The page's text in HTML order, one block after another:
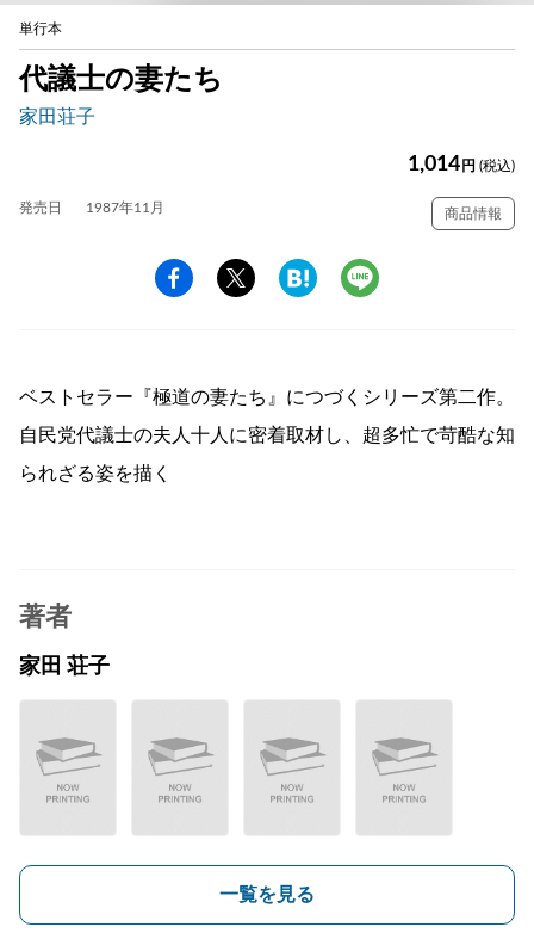
単行本
代議士の妻たち
家田荘子
1,014 円 (税込)
発売日 1987年11月 商品情報
ベストセラー『極道の妻たち』につづくシリーズ第二作。
自民党代議士の夫人十人に密着取材し、超多忙で苛酷な知
られざる姿を描く
著者
家田 荘子
一覧を見る